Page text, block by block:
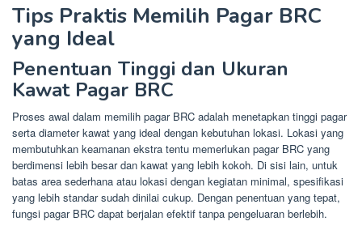
Tips Praktis Memilih Pagar BRC
yang Ideal
Penentuan Tinggi dan Ukuran
Kawat Pagar BRC
Proses awal dalam memilih pagar BRC adalah menetapkan tinggi pagar
serta diameter kawat yang ideal dengan kebutuhan lokasi. Lokasi yang
membutuhkan keamanan ekstra tentu memerlukan pagar BRC yang
berdimensi lebih besar dan kawat yang lebih kokoh. Di sisi lain, untuk
batas area sederhana atau lokasi dengan kegiatan minimal, spesifikasi
yang lebih standar sudah dinilai cukup. Dengan penentuan yang tepat,
fungsi pagar BRC dapat berjalan efektif tanpa pengeluaran berlebih.